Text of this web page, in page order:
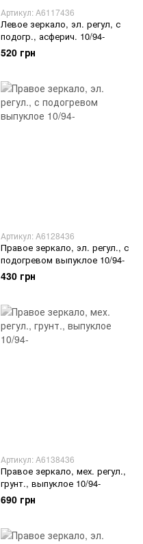
Артикул: A6117436
Левое зеркало, эл. регул, с
подогр., асферич. 10/94-
520 грн
Артикул: A6128436
Правое зеркало, эл. регул., с
подогревом выпуклое 10/94-
430 грн
Артикул: A6138436
Правое зеркало, мех. регул.,
грунт., выпуклое 10/94-
690 грн